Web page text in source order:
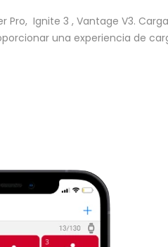
Pro, Ignite 3 , Vantage V3.
una experiencia de